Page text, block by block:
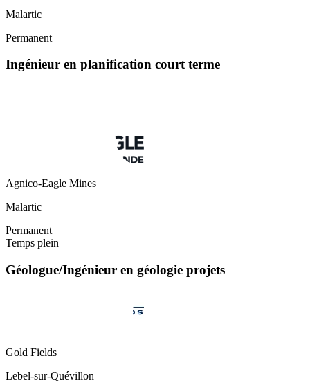
Malartic
Permanent
Ingénieur en planification court terme
Agnico-Eagle Mines
Malartic
Permanent
Temps plein
Géologue/Ingénieur en géologie projets
Gold Fields
Lebel-sur-Quévillon